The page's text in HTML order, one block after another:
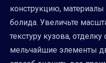
конструкцию, материалы
болида. Увеличьте
текстуру кузова,
мельчайшие элементы